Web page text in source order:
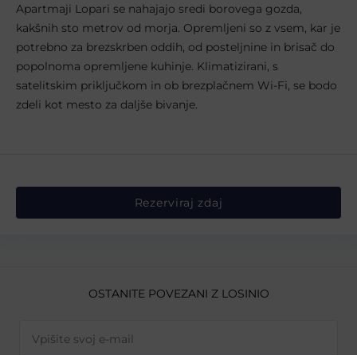
Apartmaji Lopari se nahajajo sredi borovega gozda,
kakšnih sto metrov od morja. Opremljeni so z vsem, kar je
potrebno za brezskrben oddih, od posteljnine in brisač do
popolnoma opremljene kuhinje. Klimatizirani, s
satelitskim priključkom in ob brezplačnem Wi-Fi, se bodo
zdeli kot mesto za daljše bivanje.
Rezerviraj zdaj
OSTANITE POVEZANI Z LOSINIO